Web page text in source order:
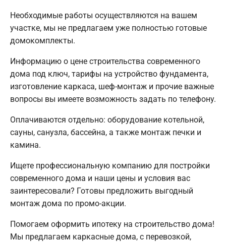
Необходимые работы осуществляются на вашем
участке, мы не предлагаем уже полностью готовые
домокомплекты.
Информацию о цене строительства современного
дома под ключ, тарифы на устройство фундамента,
изготовление каркаса, шеф-монтаж и прочие важные
вопросы вы имеете возможность задать по телефону.
Оплачиваются отдельно: оборудование котельной,
сауны, санузла, бассейна, а также монтаж печки и
камина.
Ищете профессиональную компанию для постройки
современного дома и наши цены и условия вас
заинтересовали? Готовы предложить выгодный
монтаж дома по промо-акции.
Помогаем оформить ипотеку на строительство дома!
Мы предлагаем каркасные дома, с перевозкой,